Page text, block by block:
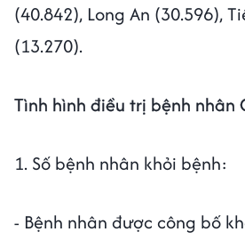
(40.842), Long An (30.596),
(13.270).
Tình hình điều trị bệnh nhân
1. Số bệnh nhân khỏi bệnh:
- Bệnh nhân được công bố